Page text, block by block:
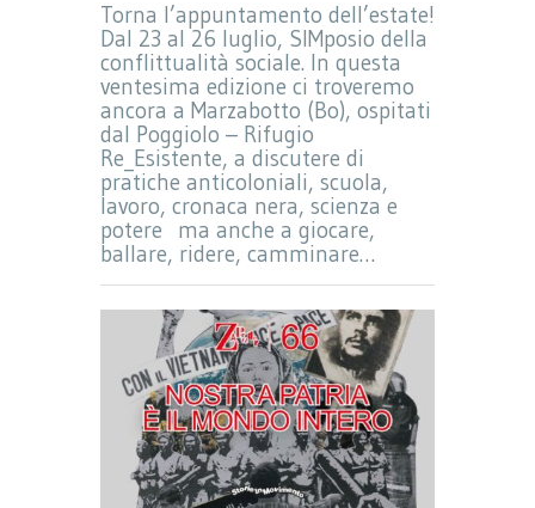
Torna l’appuntamento dell’estate!
Dal 23 al 26 luglio, SIMposio della
conflittualità sociale. In questa
ventesima edizione ci troveremo
ancora a Marzabotto (Bo), ospitati
dal Poggiolo – Rifugio
Re_Esistente, a discutere di
pratiche anticoloniali, scuola,
lavoro, cronaca nera, scienza e
potere ma anche a giocare,
ballare, ridere, camminare…